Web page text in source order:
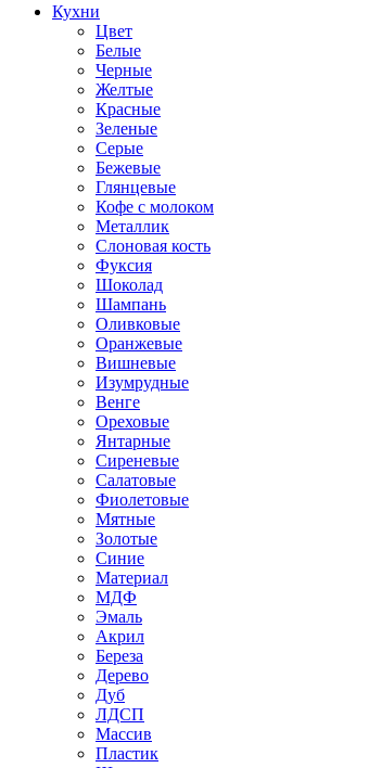
Кухни
Цвет
Белые
Черные
Желтые
Красные
Зеленые
Серые
Бежевые
Глянцевые
Кофе с молоком
Металлик
Слоновая кость
Фуксия
Шоколад
Шампань
Оливковые
Оранжевые
Вишневые
Изумрудные
Венге
Ореховые
Янтарные
Сиреневые
Салатовые
Фиолетовые
Мятные
Золотые
Синие
Материал
МДФ
Эмаль
Акрил
Береза
Дерево
Дуб
ЛДСП
Массив
Пластик